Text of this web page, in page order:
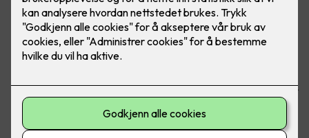
mat. Om man glemmer å slå av platen, eller om det blir for
varmt, er det viktig å ha en hjelper som sier ifra. Her ser du
komfyrvakt mKomfy® Wally 25R - Foto: CTM Lyng.